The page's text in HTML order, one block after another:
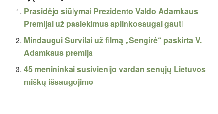
Prasidėjo siūlymai Prezidento Valdo Adamkaus
Premijai už pasiekimus aplinkosaugai gauti
Mindaugui Survilai už filmą „Sengirė“ paskirta V.
Adamkaus premija
45 menininkai susivienijo vardan senųjų Lietuvos
miškų išsaugojimo